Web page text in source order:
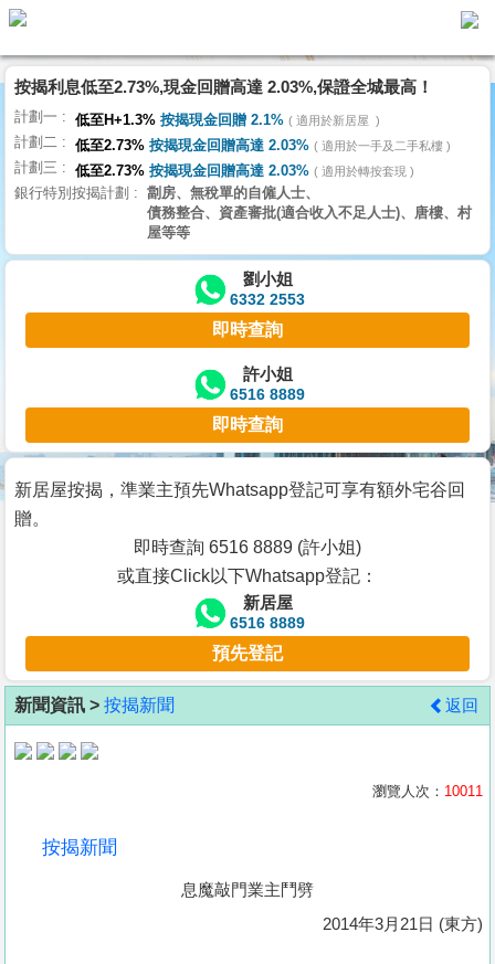
代
理
主
頁
搵
樓/
交
業
主
宅
谷
按
客
地
產
按揭利息低至2.73%,現金回贈高達 2.03%,保證全城最高！
計劃一 低至H+1.3% 按揭現金回贈 2.1% 適用於新居屋
計劃二 低至2.73% 按揭現金回贈高達 2.03% 適用於一手及二手私樓
計劃三 低至2.73% 按揭現金回贈高達 2.03% 適用於轉按套現
銀行特別按揭計劃
劏房、無稅單的自僱人士、
債務整合、資產審批(適合收入不足人士)、唐樓、村
屋等等
劉小姐
6332 2553
即時查詢
許小姐
6516 8889
即時查詢
新居屋按揭，準業主預先Whatsapp登記可享有額外宅谷回
贈。
即時查詢 6516 8889 (許小姐)
或直接Click以下Whatsapp登記：
新居屋
6516 8889
預先登記
新聞資訊 > 按揭新聞 返回
瀏覽人次： 10011
按揭新聞
息魔敲門業主鬥劈
2014年3月21日 (東方)